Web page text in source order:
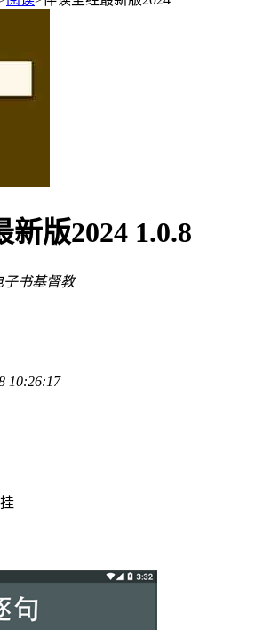
版2024 1.0.8
子书基督教
10:26:17